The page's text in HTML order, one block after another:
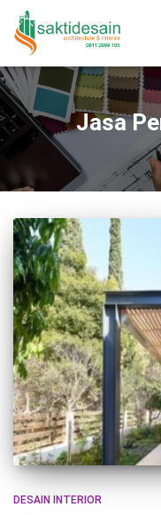
Jasa
DESAIN INTERIOR